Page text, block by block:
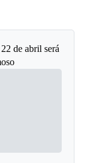
de abril será